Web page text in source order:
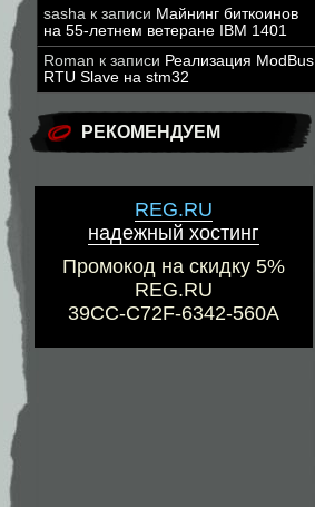
sasha к записи Майнинг биткоинов
на 55-летнем ветеране IBM 1401
Roman к записи Реализация ModBus
RTU Slave на stm32
РЕКОМЕНДУЕМ
REG.RU
надежный хостинг
Промокод на скидку 5%
REG.RU
39CC-C72F-6342-560A